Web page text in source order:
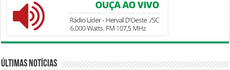
Últimas Notícias